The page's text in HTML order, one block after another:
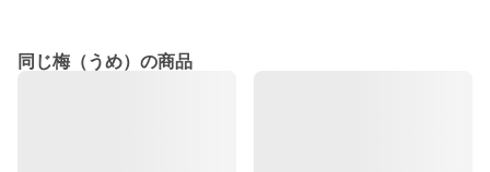
同じ梅（うめ）の商品